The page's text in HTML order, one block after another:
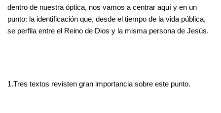
dentro de nuestra óptica, nos vamos a centrar aquí y en un
punto: la identificación que, desde el tiempo de la vida pública,
se perfila entre el Reino de Dios y la misma persona de Jesús.
1.Tres textos revisten gran importancia sobre este punto.